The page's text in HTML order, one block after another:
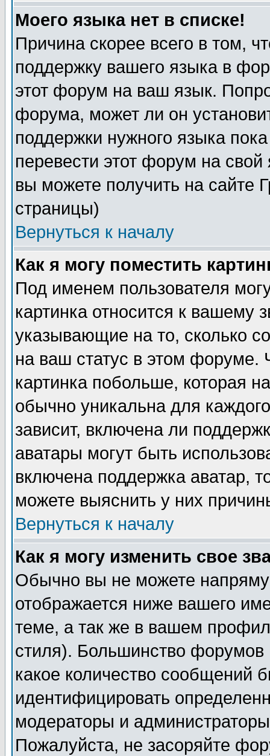
Моего языка нет в списке!
Причина скорее всего в том,
поддержку вашего языка в
этот форум на ваш язык.
форума, может ли он
поддержки нужного языка
перевести этот форум на
вы можете получить на сайте
страницы)
Вернуться к началу
Как я могу поместить
Под именем пользователя
картинка относится к вашему
указывающие на то, сколько
на ваш статус в этом форуме.
картинка побольше, которая
обычно уникальна для
зависит, включена ли
аватары могут быть
включена поддержка аватар,
можете выяснить у них
Вернуться к началу
Как я могу изменить свое
Обычно вы не можете
отображается ниже вашего
теме, а так же в вашем
стиля). Большинство форумов
какое количество сообщений
идентифицировать
модераторы и
Пожалуйста, не засоряйте